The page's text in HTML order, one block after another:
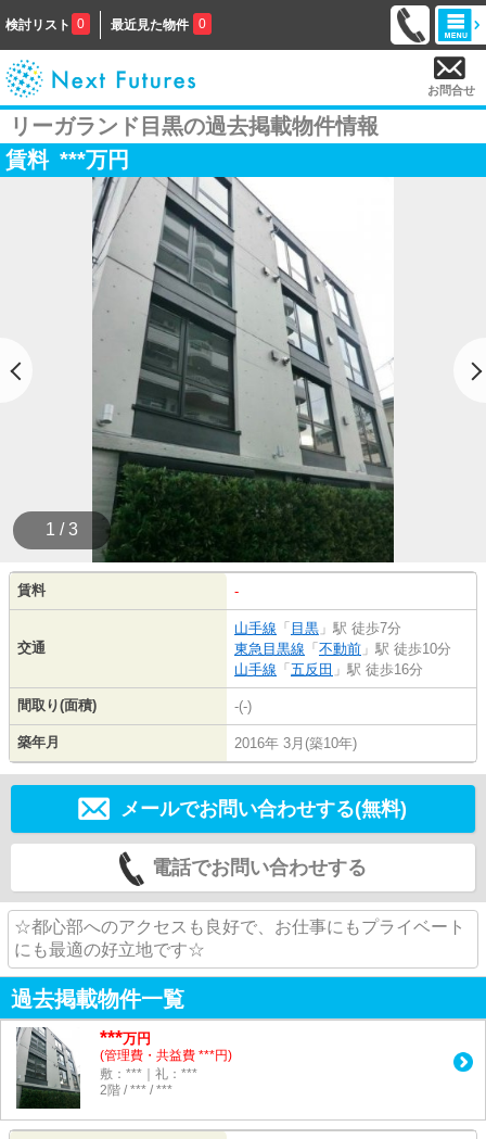
検討リスト 0 最近見た物件 0
お問合せ
リーガランド目黒の過去掲載物件情報
賃料 ***万円
1 / 3
賃料 -
交通
山手線 「 目黒 」駅 徒歩7分
東急目黒線 「 不動前 」駅 徒歩10分
山手線 「 五反田 」駅 徒歩16分
間取り(面積) -(-)
築年月 2016年 3月(築10年)
メールでお問い合わせする(無料)
電話でお問い合わせする
☆都心部へのアクセスも良好で、お仕事にもプライベート
にも最適の好立地です☆
過去掲載物件一覧
***万円
(管理費・共益費 ***円)
敷：***｜礼：***
2階 / *** / ***